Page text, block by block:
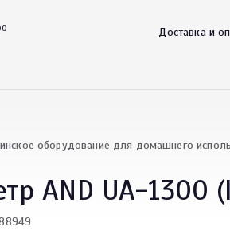
Доставка и
оборудование для домашнего
AND UA-1300